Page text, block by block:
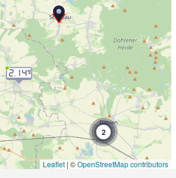
2.149
2
Leaflet | ©OpenStreetMap contributors